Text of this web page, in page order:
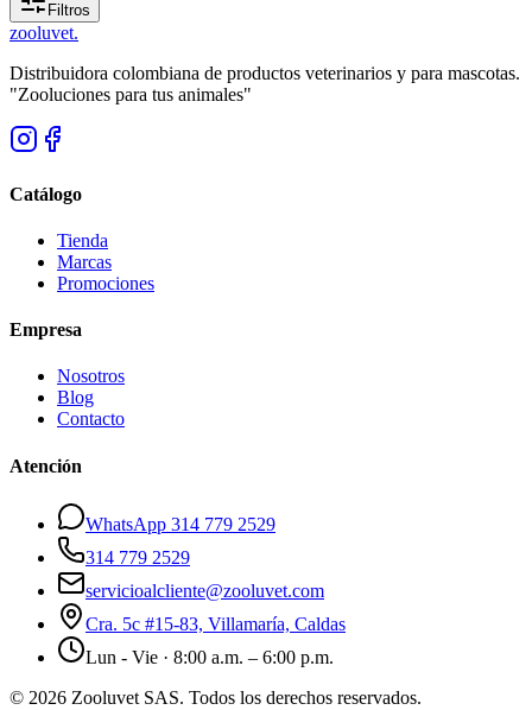
Filtros
zooluvet.
Distribuidora colombiana de productos veterinarios y para mascotas.
"Zooluciones para tus animales"
Catálogo
Tienda
Marcas
Promociones
Empresa
Nosotros
Blog
Contacto
Atención
WhatsApp 314 779 2529
314 779 2529
servicioalcliente@zooluvet.com
Cra. 5c #15-83, Villamaría, Caldas
Lun - Vie · 8:00 a.m. – 6:00 p.m.
© 2026 Zooluvet SAS. Todos los derechos reservados.